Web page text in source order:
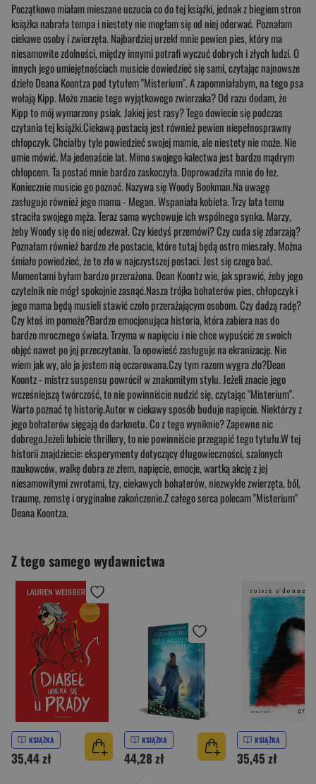
Początkowo miałam mieszane uczucia co do tej książki, jednak z biegiem stron
książka nabrała tempa i niestety nie mogłam się od niej oderwać. Poznałam
ciekawe osoby i zwierzęta. Najbardziej urzekł mnie pewien pies, który ma
niesamowite zdolności, między innymi potrafi wyczuć dobrych i złych ludzi. O
innych jego umiejętnościach musicie dowiedzieć się sami, czytając najnowsze
dzieło Deana Koontza pod tytułem "Misterium". A zapomniałabym, na tego psa
wołają Kipp. Może znacie tego wyjątkowego zwierzaka? Od razu dodam, że
Kipp to mój wymarzony psiak. Jakiej jest rasy? Tego dowiecie się podczas
czytania tej książki.Ciekawą postacią jest również pewien niepełnosprawny
chłopczyk. Chciałby tyle powiedzieć swojej mamie, ale niestety nie może. Nie
umie mówić. Ma jedenaście lat. Mimo swojego kalectwa jest bardzo mądrym
chłopcem. Ta postać mnie bardzo zaskoczyła. Doprowadziła mnie do łez.
Koniecznie musicie go poznać. Nazywa się Woody Bookman.Na uwagę
zasługuje również jego mama - Megan. Wspaniała kobieta. Trzy lata temu
straciła swojego męża. Teraz sama wychowuje ich wspólnego synka. Marzy,
żeby Woody się do niej odezwał. Czy kiedyś przemówi? Czy cuda się zdarzają?
Poznałam również bardzo złe postacie, które tutaj będą ostro mieszały. Można
śmiało powiedzieć, że to zło w najczystszej postaci. Jest się czego bać.
Momentami byłam bardzo przerażona. Dean Koontz wie, jak sprawić, żeby jego
czytelnik nie mógł spokojnie zasnąć.Nasza trójka bohaterów pies, chłopczyk i
jego mama będą musieli stawić czoło przerażającym osobom. Czy dadzą radę?
Czy ktoś im pomoże?Bardzo emocjonująca historia, która zabiera nas do
bardzo mrocznego świata. Trzyma w napięciu i nie chce wypuścić ze swoich
objęć nawet po jej przeczytaniu. Ta opowieść zasługuje na ekranizację. Nie
wiem jak wy, ale ja jestem nią oczarowana.Czy tym razem wygra zło?Dean
Koontz - mistrz suspensu powrócił w znakomitym stylu. Jeżeli znacie jego
wcześniejszą twórczość, to nie powinniście nudzić się, czytając "Misterium".
Warto poznać tę historię.Autor w ciekawy sposób buduje napięcie. Niektórzy z
jego bohaterów sięgają do darknetu. Co z tego wyniknie? Zapewne nic
dobrego.Jeżeli lubicie thrillery, to nie powinniście przegapić tego tytułu.W tej
historii znajdziecie: eksperymenty dotyczący długowieczności, szalonych
naukowców, walkę dobra ze złem, napięcie, emocje, wartką akcję z jej
niesamowitymi zwrotami, łzy, ciekawych bohaterów, niezwykłe zwierzęta, ból,
traumę, zemstę i oryginalne zakończenie.Z całego serca polecam "Misterium"
Deana Koontza.
Z tego samego wydawnictwa
KSIĄŻKA
35,44 zł
KSIĄŻKA
44,28 zł
KSIĄŻKA
35,45 zł